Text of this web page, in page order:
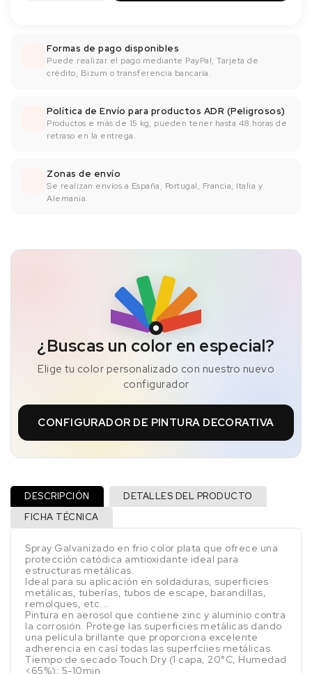
Formas de pago disponibles
Puede realizar el pago mediante PayPal, Tarjeta de
crédito, Bizum o transferencia bancaría.
Política de Envío para productos ADR (Peligrosos)
Productos e más de 15 kg, pueden tener hasta 48 horas de
retraso en la entrega.
Zonas de envío
Se realizan envíos a España, Portugal, Francia, Italia y
Alemania.
¿Buscas un color en especial?
Elige tu color personalizado con nuestro nuevo
configurador
CONFIGURADOR DE PINTURA DECORATIVA
DESCRIPCIÓN
DETALLES DEL PRODUCTO
FICHA TÉCNICA
Spray Galvanizado en frio color plata que ofrece una
protección catódica amtioxidante ideal para
estructuras metálicas.
Ideal para su aplicación en soldaduras, superficies
metálicas, tuberías, tubos de escape, barandillas,
remolques, etc...
Pintura en aerosol que contiene zinc y aluminio contra
la corrosión. Protege las superficies metálicas dando
una película brillante que proporciona excelente
adherencia en casí todas las superfciies metálicas.
Tiempo de secado Touch Dry (1 capa, 20°C, Humedad
<65%): 5-10min